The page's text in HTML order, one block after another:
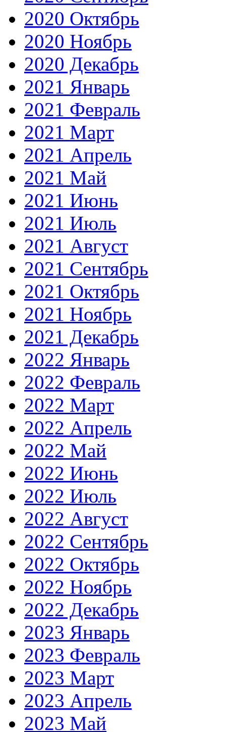
2020 Октябрь
2020 Ноябрь
2020 Декабрь
2021 Январь
2021 Февраль
2021 Март
2021 Апрель
2021 Май
2021 Июнь
2021 Июль
2021 Август
2021 Сентябрь
2021 Октябрь
2021 Ноябрь
2021 Декабрь
2022 Январь
2022 Февраль
2022 Март
2022 Апрель
2022 Май
2022 Июнь
2022 Июль
2022 Август
2022 Сентябрь
2022 Октябрь
2022 Ноябрь
2022 Декабрь
2023 Январь
2023 Февраль
2023 Март
2023 Апрель
2023 Май